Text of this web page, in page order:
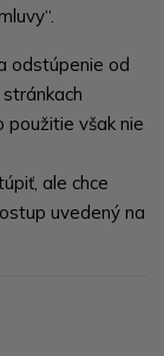
.
odstúpenie od
použitie však nie
ale chce
uvedený na